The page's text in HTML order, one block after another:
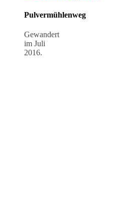
Pulvermühlenweg
Gewandert
im Juli
2016.